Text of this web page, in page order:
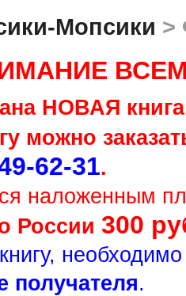
Мопсики >
НОВАЯ
можно
62-31.
наложенным
России 300
получателя.